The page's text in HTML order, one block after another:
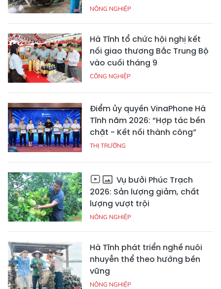
NÔNG NGHIỆP
Hà Tĩnh tổ chức hội nghị kết
nối giao thương Bắc Trung Bộ
vào cuối tháng 9
CÔNG NGHIỆP
Điểm ủy quyền VinaPhone Hà
Tĩnh năm 2026: “Hợp tác bền
chặt - Kết nối thành công”
THỊ TRƯỜNG
Vụ bưởi Phúc Trạch
2026: Sản lượng giảm, chất
lượng vượt trội
NÔNG NGHIỆP
Hà Tĩnh phát triển nghề nuôi
nhuyễn thể theo hướng bền
vững
NÔNG NGHIỆP